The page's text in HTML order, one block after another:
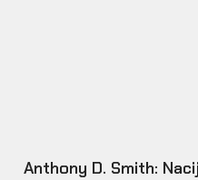
Anthony D. Smith: